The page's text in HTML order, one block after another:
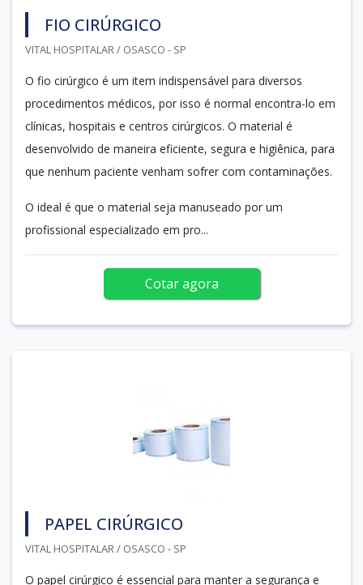
FIO CIRÚRGICO
VITAL HOSPITALAR / OSASCO - SP
O fio cirúrgico é um item indispensável para diversos
procedimentos médicos, por isso é normal encontra-lo em
clínicas, hospitais e centros cirúrgicos. O material é
desenvolvido de maneira eficiente, segura e higiênica, para
que nenhum paciente venham sofrer com contaminações.
O ideal é que o material seja manuseado por um
profissional especializado em pro...
Cotar agora
PAPEL CIRÚRGICO
VITAL HOSPITALAR / OSASCO - SP
O papel cirúrgico é essencial para manter a segurança e